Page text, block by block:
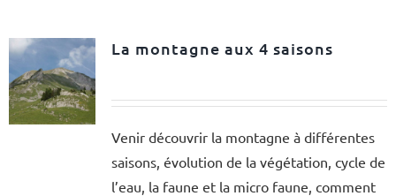
La montagne aux 4 saisons
Venir découvrir la montagne à différentes
saisons, évolution de la végétation, cycle de
l’eau, la faune et la micro faune, comment